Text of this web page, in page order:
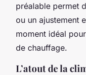
préalable permet
ou un ajustement
moment idéal
de chauffage.
L’atout de la